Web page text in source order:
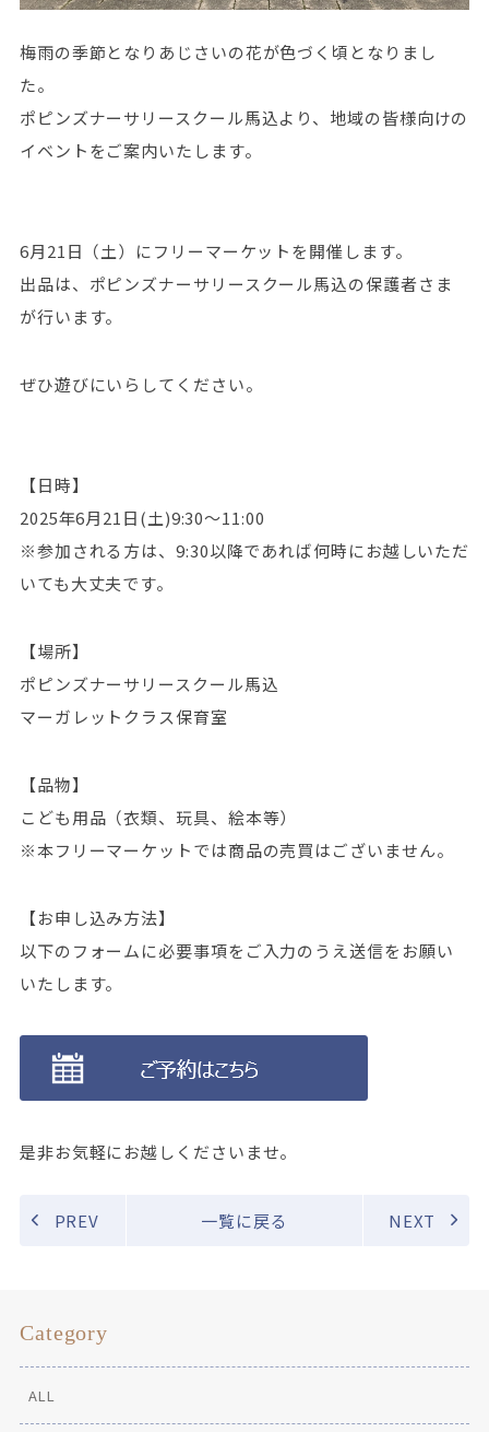
梅雨の季節となりあじさいの花が色づく頃となりまし
た。
ポピンズナーサリースクール馬込より、地域の皆様向けの
イベントをご案内いたします。
6月21日（土）にフリーマーケットを開催します。
出品は、ポピンズナーサリースクール馬込の保護者さま
が行います。
ぜひ遊びにいらしてください。
【日時】
2025年6月21日(土)9:30～11:00
※参加される方は、9:30以降であれば何時にお越しいただ
いても大丈夫です。
【場所】
ポピンズナーサリースクール馬込
マーガレットクラス保育室
【品物】
こども用品（衣類、玩具、絵本等）
※本フリーマーケットでは商品の売買はございません。
【お申し込み方法】
以下のフォームに必要事項をご入力のうえ送信をお願い
いたします。
是非お気軽にお越しくださいませ。
PREV 一覧に戻る NEXT
Category
ALL